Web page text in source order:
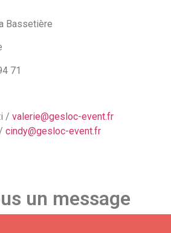
Bassetière
71
/ valerie@gesloc-event.fr
cindy@gesloc-event.fr
un message